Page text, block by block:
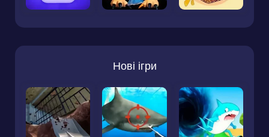
Нові ігри